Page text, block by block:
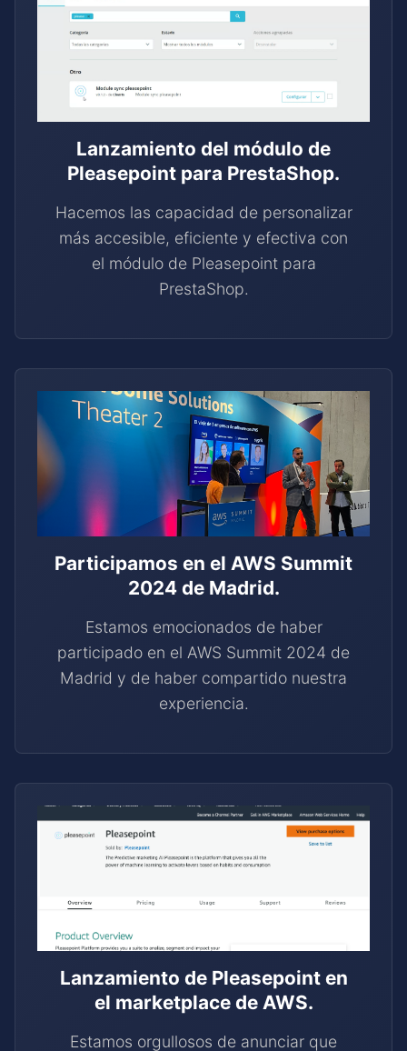
Lanzamiento del módulo de
Pleasepoint para PrestaShop.
Hacemos las capacidad de personalizar
más accesible, eficiente y efectiva con
el módulo de Pleasepoint para
PrestaShop.
Participamos en el AWS Summit
2024 de Madrid.
Estamos emocionados de haber
participado en el AWS Summit 2024 de
Madrid y de haber compartido nuestra
experiencia.
Lanzamiento de Pleasepoint en
el marketplace de AWS.
Estamos orgullosos de anunciar que